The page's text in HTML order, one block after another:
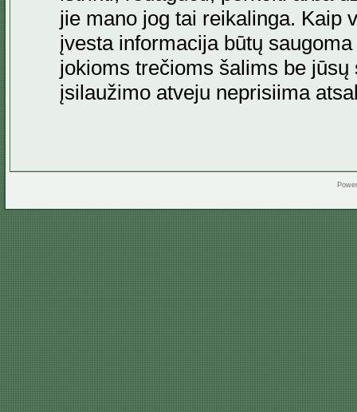
jie mano jog tai reikalinga. Kaip
įvesta informacija būtų
jokioms trečioms šalims be jūsų
įsilaužimo atveju neprisiima